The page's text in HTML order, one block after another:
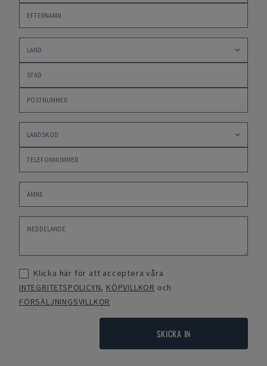
Klicka här för att acceptera våra
INTEGRITETSPOLICYN, KÖPVILLKOR och
FÖRSÄLJNINGSVILLKOR
SKICKA IN